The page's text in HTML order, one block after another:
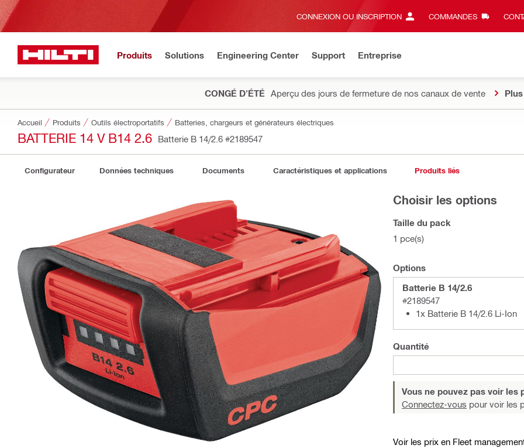
CONNEXION OU INSCRIPTION COMMANDES
Produits Solutions Engineering Center Support Entreprise
CONGÉ D'ÉTÉ Aperçu des jours de fermeture de nos canaux de vente
Accueil Produits Outils électroportatifs Batteries, chargeurs et générateurs électriques
BATTERIE 14 V B14 2.6 Batterie B 14/2.6 #2189547
Configurateur Données techniques Documents Caractéristiques et applications Produits liés
Choisir les options
Taille du pack
1 pce(s)
Options
Batterie B 14/2.6
#2189547
1x Batterie B 14/2.6 Li-Ion
Quantité
Vous ne pouvez pas voir les
Connectez-vous pour voir les
Voir les prix en Fleet